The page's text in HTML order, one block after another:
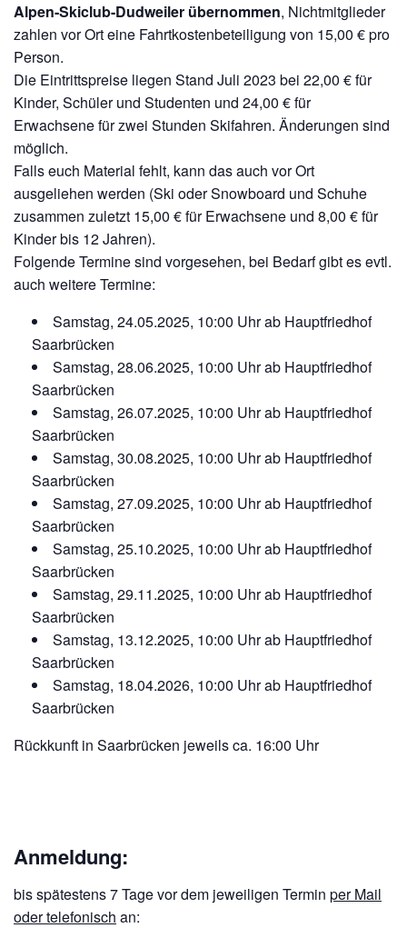
Alpen-Skiclub-Dudweiler übernommen, Nichtmitglieder
zahlen vor Ort eine Fahrtkostenbeteiligung von 15,00 € pro
Person.
Die Eintrittspreise liegen Stand Juli 2023 bei 22,00 € für
Kinder, Schüler und Studenten und 24,00 € für
Erwachsene für zwei Stunden Skifahren. Änderungen sind
möglich.
Falls euch Material fehlt, kann das auch vor Ort
ausgeliehen werden (Ski oder Snowboard und Schuhe
zusammen zuletzt 15,00 € für Erwachsene und 8,00 € für
Kinder bis 12 Jahren).
Folgende Termine sind vorgesehen, bei Bedarf gibt es evtl.
auch weitere Termine:
Samstag, 24.05.2025, 10:00 Uhr ab Hauptfriedhof
Saarbrücken
Samstag, 28.06.2025, 10:00 Uhr ab Hauptfriedhof
Saarbrücken
Samstag, 26.07.2025, 10:00 Uhr ab Hauptfriedhof
Saarbrücken
Samstag, 30.08.2025, 10:00 Uhr ab Hauptfriedhof
Saarbrücken
Samstag, 27.09.2025, 10:00 Uhr ab Hauptfriedhof
Saarbrücken
Samstag, 25.10.2025, 10:00 Uhr ab Hauptfriedhof
Saarbrücken
Samstag, 29.11.2025, 10:00 Uhr ab Hauptfriedhof
Saarbrücken
Samstag, 13.12.2025, 10:00 Uhr ab Hauptfriedhof
Saarbrücken
Samstag, 18.04.2026, 10:00 Uhr ab Hauptfriedhof
Saarbrücken
Rückkunft in Saarbrücken jeweils ca. 16:00 Uhr
Anmeldung:
bis spätestens 7 Tage vor dem jeweiligen Termin per Mail
oder telefonisch an: